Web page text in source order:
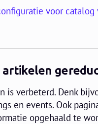
voor
is verbeterd. Denk
en events. Ook
opgehaald te